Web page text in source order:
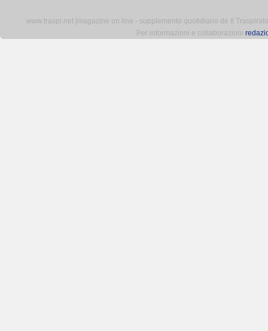
www.traspi.net [magazine on line - supplemento quotidiano de Il
Per informazioni e collaborazioni